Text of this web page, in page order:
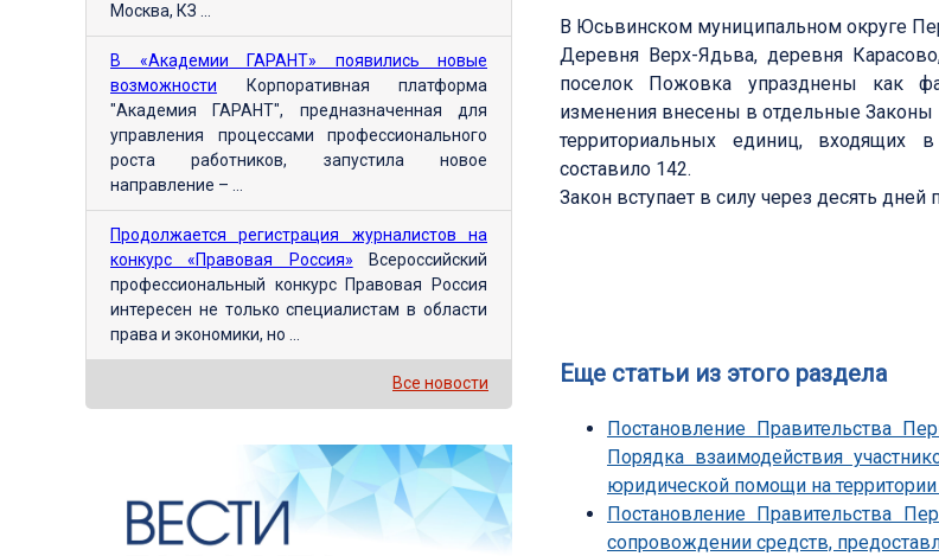
В Юсьвинском муниципальном округе
Деревня Верх-Ядьва, деревня
поселок Пожовка упразднены как
изменения внесены в отдельные Законы
территориальных единиц, входящих
составило 142.
Закон вступает в силу через десять
Еще статьи из этого раздела
Постановление Правительства
Порядка взаимодействия
юридической помощи на
Постановление Правительства
сопровождении средств,
Москва, КЗ ...
В «Академии ГАРАНТ» появились новые
возможности Корпоративная платформа
"Академия ГАРАНТ", предназначенная для
управления процессами профессионального
роста работников, запустила новое
направление – ...
Продолжается регистрация журналистов на
конкурс «Правовая Россия» Всероссийский
профессиональный конкурс Правовая Россия
интересен не только специалистам в области
права и экономики, но ...
Все новости